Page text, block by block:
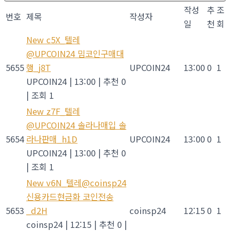
번호 제목 작성자
작성
일
추
천
조
회
5655
New c5X_텔레
@UPCOIN24 밈코인구매대
행_j8T
UPCOIN24 | 13:00 | 추천 0
| 조회 1
UPCOIN24 13:00 0 1
5654
New z7F_텔레
@UPCOIN24 솔라나매입 솔
라나판매_h1D
UPCOIN24 | 13:00 | 추천 0
| 조회 1
UPCOIN24 13:00 0 1
5653
New v6N_텔레@coinsp24
신용카드현금화 코인전송
_d2H
coinsp24 | 12:15 | 추천 0 |
coinsp24 12:15 0 1